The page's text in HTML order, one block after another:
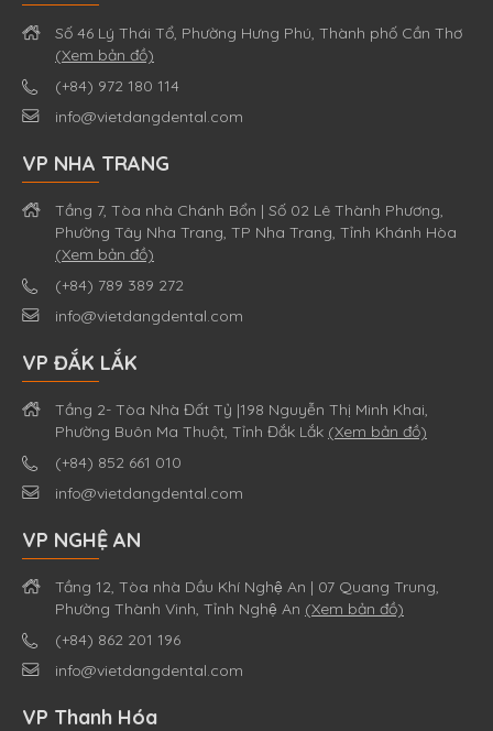
Số 46 Lý Thái Tổ, Phường Hưng Phú, Thành phố Cần Thơ
(Xem bản đồ)
(+84) 972 180 114
info@vietdangdental.com
VP NHA TRANG
Tầng 7, Tòa nhà Chánh Bổn | Số 02 Lê Thành Phương,
Phường Tây Nha Trang, TP Nha Trang, Tỉnh Khánh Hòa
(Xem bản đồ)
(+84) 789 389 272
info@vietdangdental.com
VP ĐẮK LẮK
Tầng 2- Tòa Nhà Đất Tỷ |198 Nguyễn Thị Minh Khai,
Phường Buôn Ma Thuột, Tỉnh Đắk Lắk (Xem bản đồ)
(+84) 852 661 010
info@vietdangdental.com
VP NGHỆ AN
Tầng 12, Tòa nhà Dầu Khí Nghệ An | 07 Quang Trung,
Phường Thành Vinh, Tỉnh Nghệ An (Xem bản đồ)
(+84) 862 201 196
info@vietdangdental.com
VP Thanh Hóa